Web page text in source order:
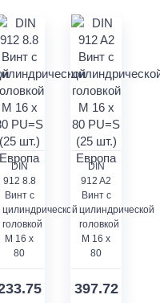
DIN
912 8.8
Винт с
цилиндрической
головкой
M 16 x
80
DIN
912 A2
Винт с
цилиндрической
головкой
M 16 x
80
397.72